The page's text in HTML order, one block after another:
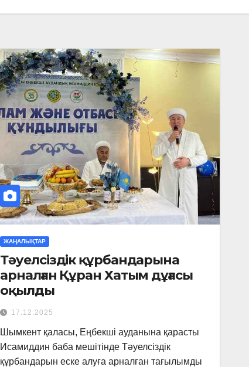
ЖАҢАЛЫҚТАР
Тәуелсіздік құрбандарына
арналған Құран Хатым дұғасы
оқылды
17.12.2025
Шымкент қаласы, Еңбекші ауданына қарасты
Исамиддин баба мешітінде Тәуелсіздік
құрбандарын еске алуға арналған тағылымды